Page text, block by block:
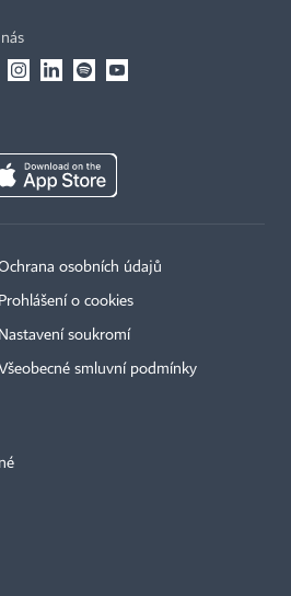
osobních údajů
Prohlášení o cookies
Nastavení soukromí
smluvní podmínky